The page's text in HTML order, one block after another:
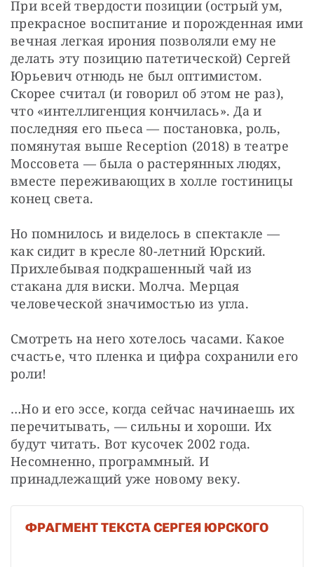
При всей твердости позиции (острый ум,
прекрасное воспитание и порожденная ими
вечная легкая ирония позволяли ему не
делать эту позицию патетической) Сергей
Юрьевич отнюдь не был оптимистом.
Скорее считал (и говорил об этом не раз),
что «интеллигенция кончилась». Да и
последняя его пьеса — постановка, роль,
помянутая выше Reception (2018) в театре
Моссовета — была о растерянных людях,
вместе переживающих в холле гостиницы
конец света.
Но помнилось и виделось в спектакле —
как сидит в кресле 80-летний Юрский.
Прихлебывая подкрашенный чай из
стакана для виски. Молча. Мерцая
человеческой значимостью из угла.
Смотреть на него хотелось часами. Какое
счастье, что пленка и цифра сохранили его
роли!
…Но и его эссе, когда сейчас начинаешь их
перечитывать, — сильны и хороши. Их
будут читать. Вот кусочек 2002 года.
Несомненно, программный. И
принадлежащий уже новому веку.
ФРАГМЕНТ ТЕКСТА СЕРГЕЯ ЮРСКОГО